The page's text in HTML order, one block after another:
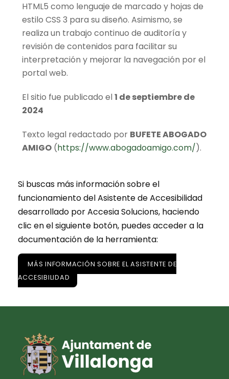
HTML5 como lenguaje de marcado y hojas de
estilo CSS 3 para su diseño. Asimismo, se
realiza un trabajo continuo de auditoría y
revisión de contenidos para facilitar su
interpretación y mejorar la navegación por el
portal web.
El sitio fue publicado el1 de septiembre de
2024
Texto legal redactado por BUFETE ABOGADO
AMIGO(https://www.abogadoamigo.com/).
Si buscas más información sobre el
funcionamiento del Asistente de Accesibilidad
desarrollado por Accesia Solucions, haciendo
clic en el siguiente botón, puedes acceder a la
documentación de la herramienta:
MÁS INFORMACIÓN SOBRE EL ASISTENTE DE
ACCESIBILIDAD